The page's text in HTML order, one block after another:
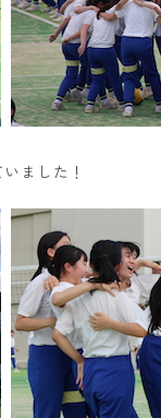
ました！